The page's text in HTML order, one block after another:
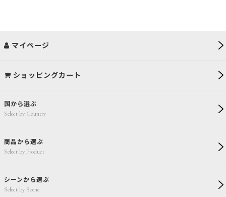
国から選ぶ
Select by Country
商品から選ぶ
Select by Product
シーンから選ぶ
Select by Scene
マイページ
ショッピングカート